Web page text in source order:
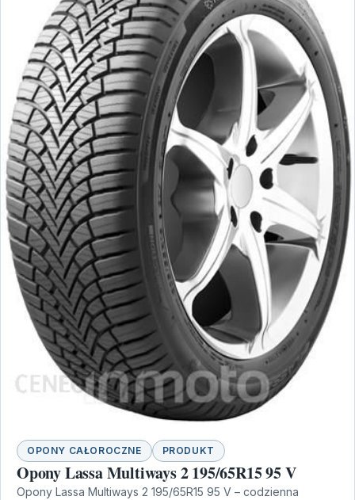
OPONY CAŁOROCZNE PRODUKT
Opony Lassa Multiways 2 195/65R15 95 V
Opony Lassa Multiways 2 195/65R15 95 V – codzienna